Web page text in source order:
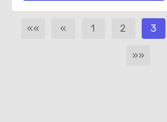
«« « 1 2 3
»»